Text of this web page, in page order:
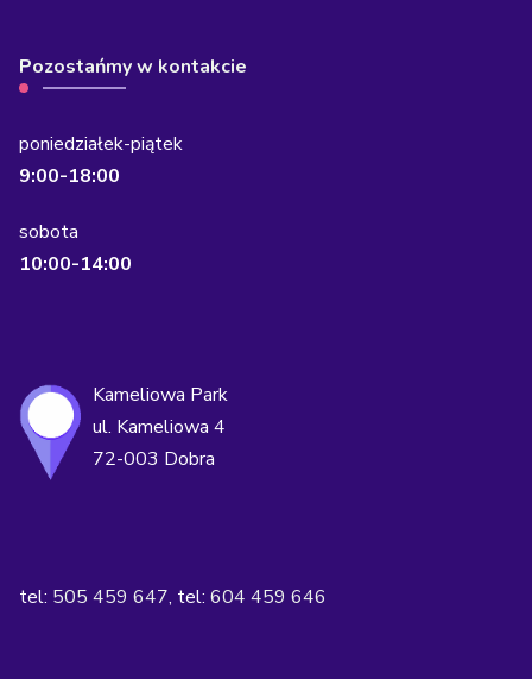
Pozostańmy w kontakcie
poniedziałek-piątek
9:00-18:00
sobota
10:00-14:00
Kameliowa Park
ul. Kameliowa 4
72-003 Dobra
tel: 505 459 647, tel: 604 459 646